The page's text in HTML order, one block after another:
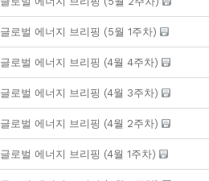
글로벌 에너지 브리핑 (5월 1주차)
글로벌 에너지 브리핑 (4월 4주차)
글로벌 에너지 브리핑 (4월 3주차)
글로벌 에너지 브리핑 (4월 2주차)
글로벌 에너지 브리핑 (4월 1주차)